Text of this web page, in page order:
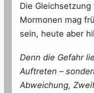
Die
Mormonen mag
sein, heute aber
Denn die Gefahr
Auftreten –
Abweichung,